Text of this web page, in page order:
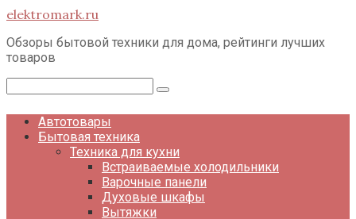
Перейти
контенту
elektromark.ru
Обзоры бытовой техники для дома, рейтинги лучших
товаров
Автотовары
Бытовая техника
Техника для кухни
Встраиваемые холодильники
Варочные панели
Духовые шкафы
Вытяжки